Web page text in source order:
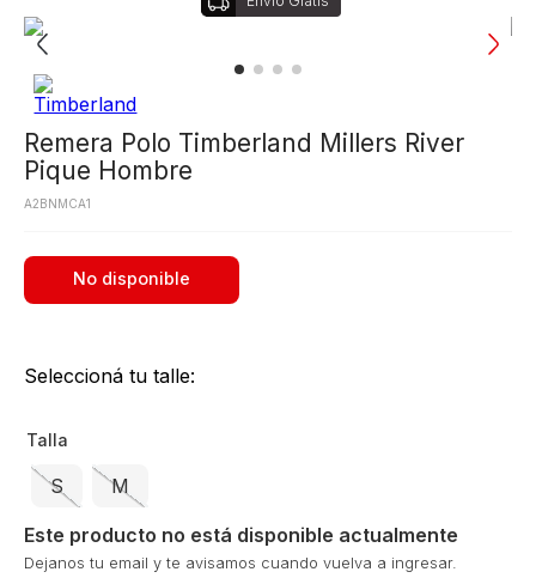
Remera Polo Timberland Millers River
Pique Hombre
A2BNMCA1
No disponible
Seleccioná tu talle:
Talla
S M
Este producto no está disponible actualmente